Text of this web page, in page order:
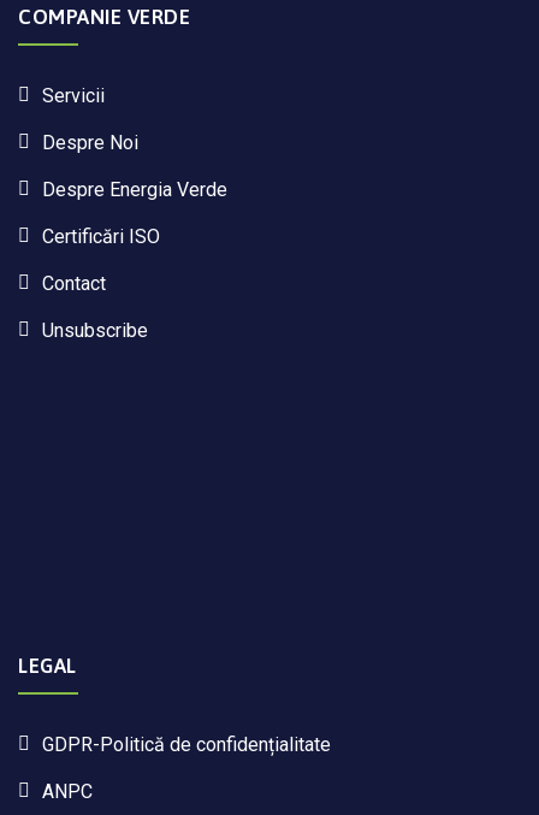
COMPANIE VERDE
Servicii
Despre Noi
Despre Energia Verde
Certificări ISO
Contact
Unsubscribe
LEGAL
GDPR-Politică de confidențialitate
ANPC